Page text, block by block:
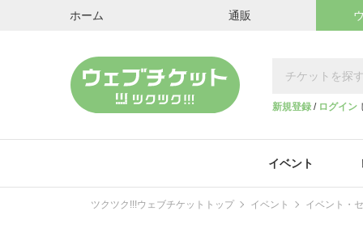
ホーム 通販
新規登録 / ログイン
イベント
ツクツク!!!ウェブチケットトップ イベント イベント・